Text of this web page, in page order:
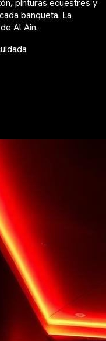
banqueta. La
Al Ain.